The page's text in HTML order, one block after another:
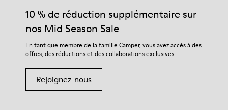
10 % de réduction supplémentaire sur
nos Mid Season Sale
En tant que membre de la famille Camper, vous avez accès à des
offres, des réductions et des collaborations exclusives.
Rejoignez-nous